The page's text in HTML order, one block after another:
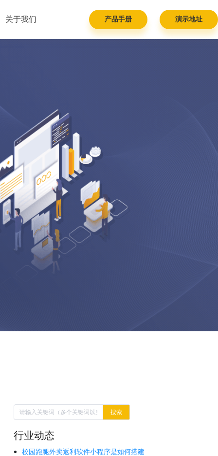
关于我们 产品手册 演示地址
搜索
行业动态
校园跑腿外卖返利软件小程序是如何搭建